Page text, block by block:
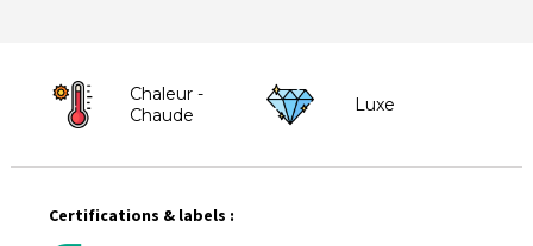
Chaleur -
Chaude
Luxe
Certifications & labels :